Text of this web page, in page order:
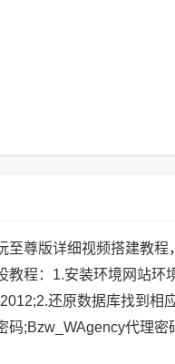
至尊版详细视频搭建教程
教程：1.安装环境网站环
还原数据库找到相
码;Bzw_WAgency代理